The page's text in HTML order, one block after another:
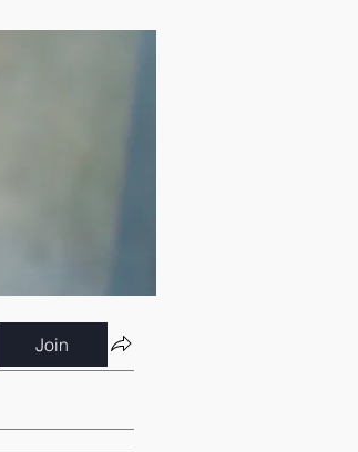
Join